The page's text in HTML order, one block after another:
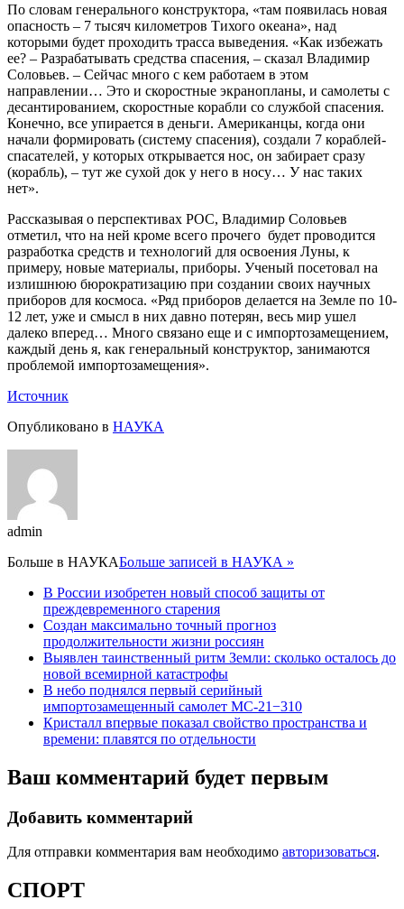
По словам генерального конструктора, «там появилась новая
опасность – 7 тысяч километров Тихого океана», над
которыми будет проходить трасса выведения. «Как избежать
ее? – Разрабатывать средства спасения, – сказал Владимир
Соловьев. – Сейчас много с кем работаем в этом
направлении… Это и скоростные экранопланы, и самолеты с
десантированием, скоростные корабли со службой спасения.
Конечно, все упирается в деньги. Американцы, когда они
начали формировать (систему спасения), создали 7 кораблей-
спасателей, у которых открывается нос, он забирает сразу
(корабль), – тут же сухой док у него в носу… У нас таких
нет».
Рассказывая о перспективах РОС, Владимир Соловьев
отметил, что на ней кроме всего прочего будет проводится
разработка средств и технологий для освоения Луны, к
примеру, новые материалы, приборы. Ученый посетовал на
излишнюю бюрократизацию при создании своих научных
приборов для космоса. «Ряд приборов делается на Земле по 10-
12 лет, уже и смысл в них давно потерян, весь мир ушел
далеко вперед… Много связано еще и с импортозамещением,
каждый день я, как генеральный конструктор, занимаются
проблемой импортозамещения».
Источник
Опубликовано в НАУКА
admin
Больше в НАУКАБольше записей в НАУКА »
В России изобретен новый способ защиты от
преждевременного старения
Создан максимально точный прогноз
продолжительности жизни россиян
Выявлен таинственный ритм Земли: сколько осталось до
новой всемирной катастрофы
В небо поднялся первый серийный
импортозамещенный самолет МС-21−310
Кристалл впервые показал свойство пространства и
времени: плавятся по отдельности
Ваш комментарий будет первым
Добавить комментарий
Для отправки комментария вам необходимо авторизоваться.
СПОРТ